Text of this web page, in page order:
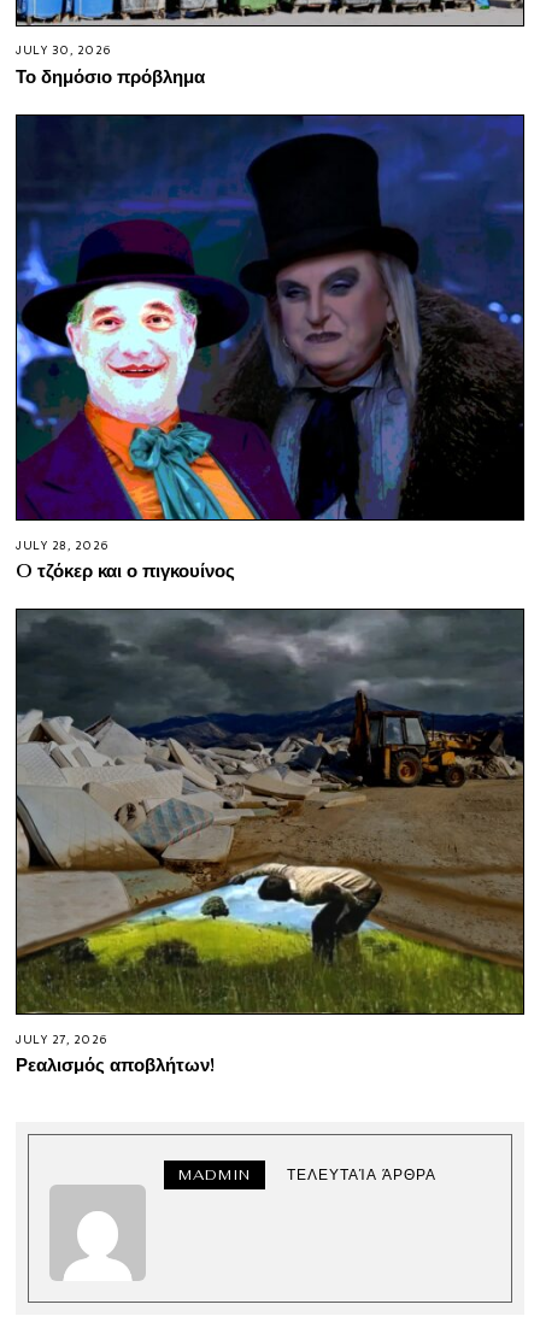
JULY 30, 2026
Το δημόσιο πρόβλημα
JULY 28, 2026
O τζόκερ και ο πιγκουίνος
JULY 27, 2026
Ρεαλισμός αποβλήτων!
MADMIN ΤΕΛΕΥΤΑΊΑ ΆΡΘΡΑ